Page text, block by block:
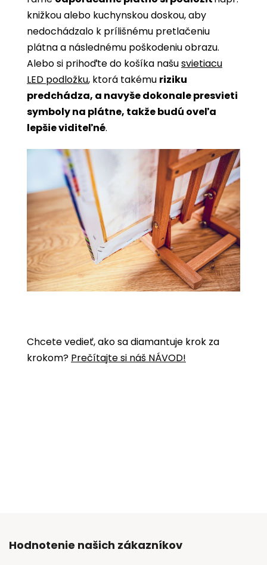
knižkou alebo kuchynskou doskou, aby
nedochádzalo k prílišnému pretlačeniu
plátna a následnému poškodeniu obrazu.
Alebo si prihoďte do košíka našusvietiacu
LED podložku, ktorá takému riziku
predchádza, a navyše dokonale presvieti
symboly na plátne, takže budú oveľa
lepšie viditeľné.
Chcete vedieť, ako sa diamantuje krok za
krokom? Prečítajte si náš NÁVOD!
Hodnotenie našich zákazníkov